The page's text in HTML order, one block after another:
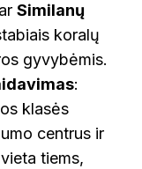
ar Similanų
koralų
gyvybėmis.
:
klasės
centrus ir
tiems,